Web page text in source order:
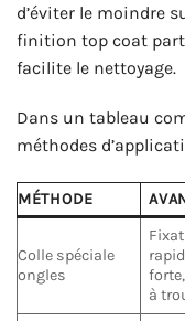
d’éviter le moindre
finition top coat
facilite le nettoyage.
Dans un tableau
méthodes
MÉTHODE
Colle spéciale
ongles
à